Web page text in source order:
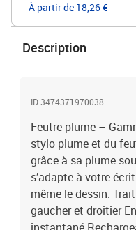
À partir de 18,26 €
Description
ID 3474371970038
Feutre plume –
stylo plume et du
grâce à sa plume
s’adapte à votre
même le dessin.
gaucher et droitier